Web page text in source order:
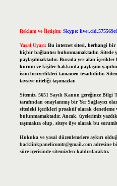
Reklam ve İletişim: Skype:
Yasal Uyarı: Bu internet sitesi, herhangi bir
hiçbir bağlantısı bulunmamaktadır. Sitede
paylaşılmaktadır. Burada yer alan içerikler
kurum ve kişiler hakkında paylaşım
isim benzerlikleri tamamen tesadüfidir.
tavsiye niteliği taşımazlar.
Sitemiz, 5651 Sayılı Kanun gereğince
tarafından onaylanmış bir Yer Sağlayıcı
sitedeki içerikleri proaktif olarak denetleme
bulunmamaktadır. Ancak, üyelerimiz
taşımakta olup, siteye üye olarak bu
Hukuka ve yasal düzenlemelere aykırı
backlinkpanelicomtr@gmail.comadresine
süre içerisinde sitemizden kaldırılacaktır.